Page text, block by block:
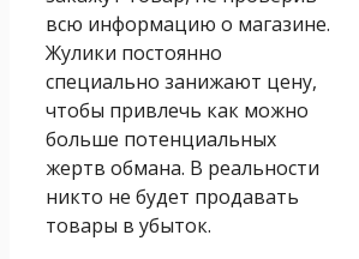
всю информацию о магазине.
Жулики постоянно
специально занижают цену,
чтобы привлечь как можно
больше потенциальных
жертв обмана. В реальности
никто не будет продавать
товары в убыток.